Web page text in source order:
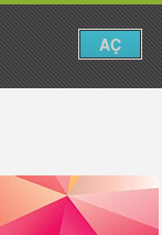
AÇ